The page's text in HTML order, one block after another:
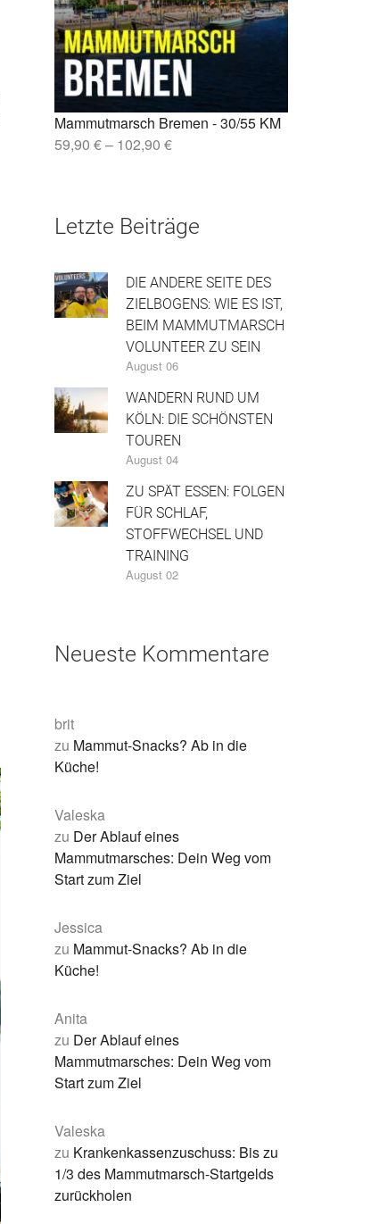
Mammutmarsch Bremen - 30/55 KM
59,90 €– 102,90 €
Letzte Beiträge
DIE ANDERE SEITE DES
ZIELBOGENS: WIE ES IST,
BEIM MAMMUTMARSCH
VOLUNTEER ZU SEIN
August 06
WANDERN RUND UM
KÖLN: DIE SCHÖNSTEN
TOUREN
August 04
ZU SPÄT ESSEN: FOLGEN
FÜR SCHLAF,
STOFFWECHSEL UND
TRAINING
August 02
Neueste Kommentare
brit
zu Mammut-Snacks? Ab in die
Küche!
Valeska
zu Der Ablauf eines
Mammutmarsches: Dein Weg vom
Start zum Ziel
Jessica
zu Mammut-Snacks? Ab in die
Küche!
Anita
zu Der Ablauf eines
Mammutmarsches: Dein Weg vom
Start zum Ziel
Valeska
zu Krankenkassenzuschuss: Bis zu
1/3 des Mammutmarsch-Startgelds
zurückholen